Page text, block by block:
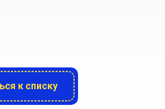
к списку